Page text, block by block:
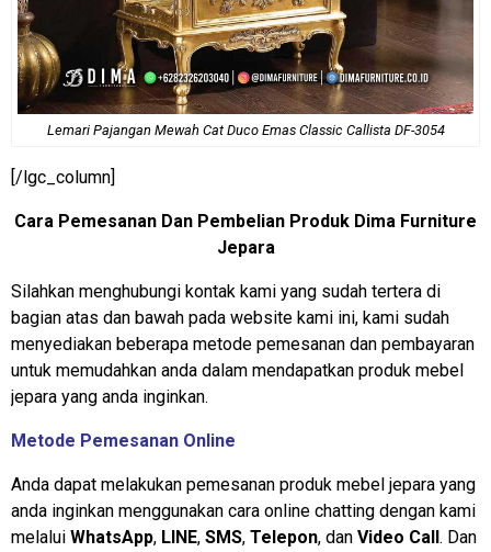
Lemari Pajangan Mewah Cat Duco Emas Classic Callista DF-3054
[/lgc_column]
Cara Pemesanan Dan Pembelian Produk Dima Furniture
Jepara
Silahkan menghubungi kontak kami yang sudah tertera di
bagian atas dan bawah pada website kami ini, kami sudah
menyediakan beberapa metode pemesanan dan pembayaran
untuk memudahkan anda dalam mendapatkan produk mebel
jepara yang anda inginkan.
Metode Pemesanan Online
Anda dapat melakukan pemesanan produk mebel jepara yang
anda inginkan menggunakan cara online chatting dengan kami
melalui WhatsApp, LINE, SMS, Telepon, dan Video Call . Dan